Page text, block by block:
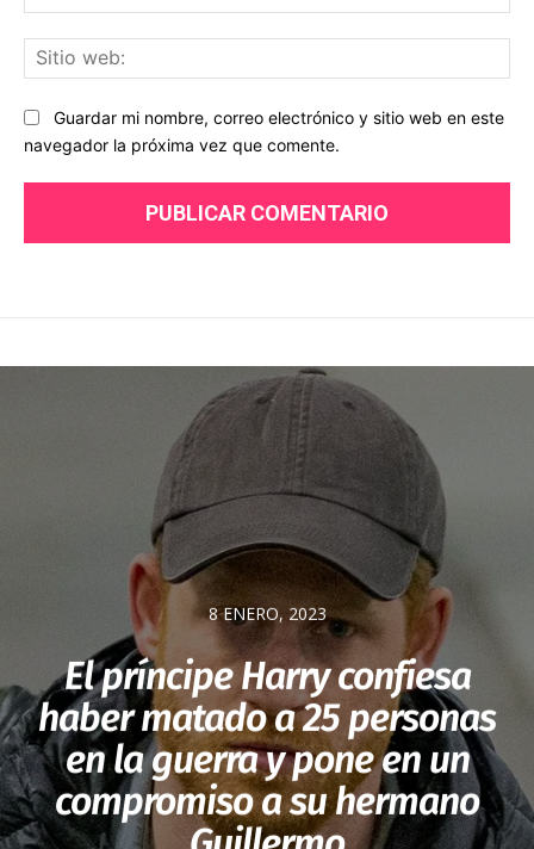
Guardar mi nombre, correo electrónico y sitio web en este
navegador la próxima vez que comente.